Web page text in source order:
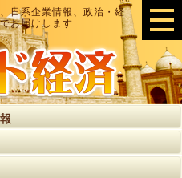
日系企業情報、政治・経
お届けします